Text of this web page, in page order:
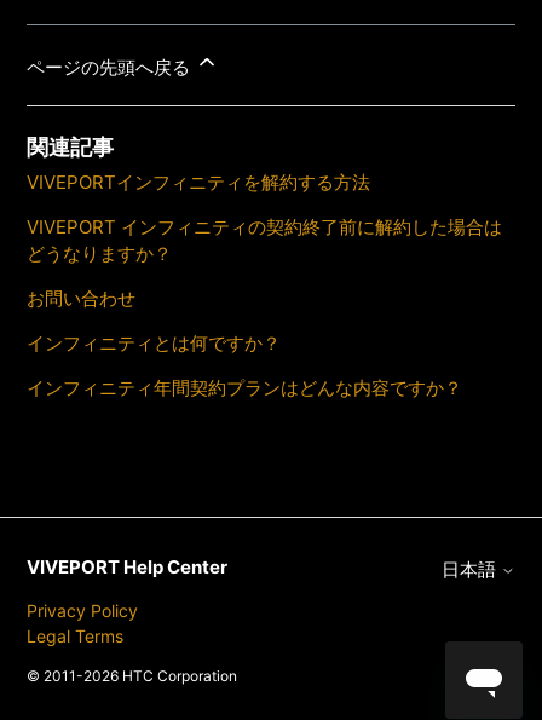
ページの先頭へ戻る
関連記事
VIVEPORTインフィニティを解約する方法
VIVEPORT インフィニティの契約終了前に解約した場合は
どうなりますか？
お問い合わせ
インフィニティとは何ですか？
インフィニティ年間契約プランはどんな内容ですか？
VIVEPORT Help Center
Privacy Policy
Legal Terms
© 2011-2026 HTC Corporation
日本語